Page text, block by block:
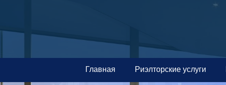
Главная Риэлторские услуги